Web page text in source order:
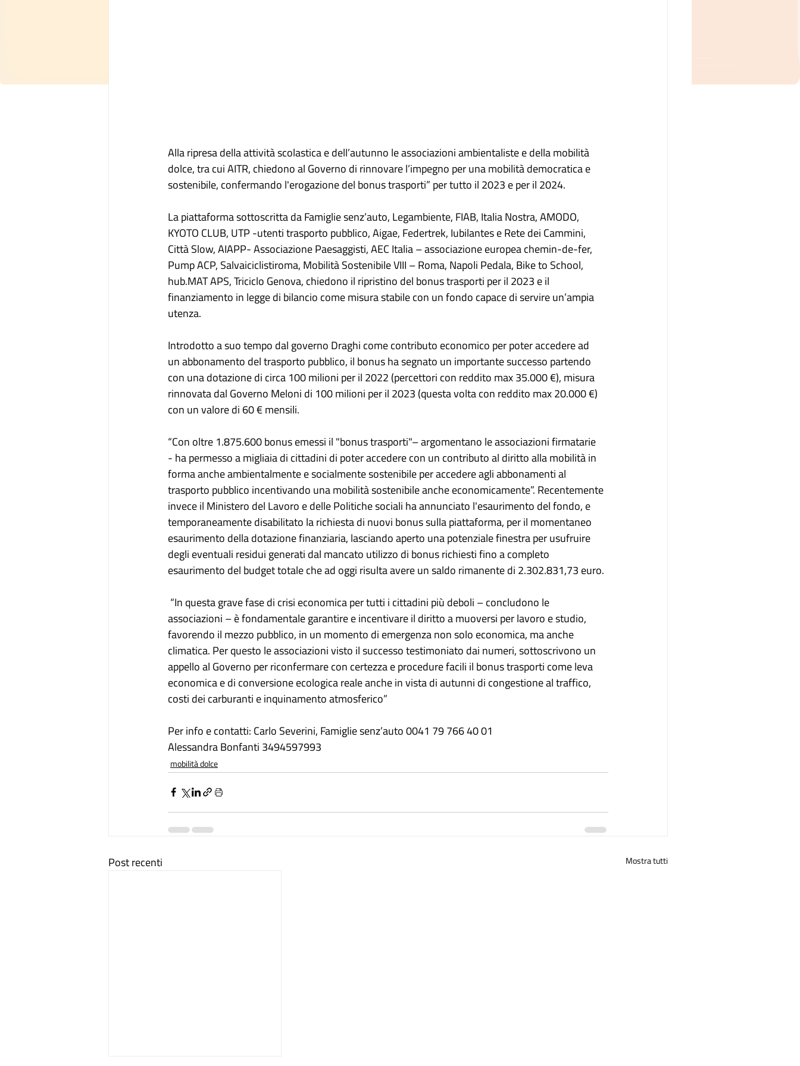
Alla ripresa della attività scolastica e dell’autunno le associazioni ambientaliste e della mobilità
dolce, tra cui AITR, chiedono al Governo di rinnovare l’impegno per una mobilità democratica e
sostenibile, confermando l'erogazione del bonus trasporti” per tutto il 2023 e per il 2024.
La piattaforma sottoscritta da Famiglie senz’auto, Legambiente, FIAB, Italia Nostra, AMODO,
KYOTO CLUB, UTP -utenti trasporto pubblico, Aigae, Federtrek, Iubilantes e Rete dei Cammini,
Città Slow, AIAPP- Associazione Paesaggisti, AEC Italia – associazione europea chemin-de-fer,
Pump ACP, Salvaiciclistiroma, Mobilità Sostenibile VIII – Roma, Napoli Pedala, Bike to School,
hub.MAT APS, Triciclo Genova, chiedono il ripristino del bonus trasporti per il 2023 e il
finanziamento in legge di bilancio come misura stabile con un fondo capace di servire un’ampia
utenza.
Introdotto a suo tempo dal governo Draghi come contributo economico per poter accedere ad
un abbonamento del trasporto pubblico, il bonus ha segnato un importante successo partendo
con una dotazione di circa 100 milioni per il 2022 (percettori con reddito max 35.000 €), misura
rinnovata dal Governo Meloni di 100 milioni per il 2023 (questa volta con reddito max 20.000 €)
con un valore di 60 € mensili.
“Con oltre 1.875.600 bonus emessi il "bonus trasporti"– argomentano le associazioni firmatarie
- ha permesso a migliaia di cittadini di poter accedere con un contributo al diritto alla mobilità in
forma anche ambientalmente e socialmente sostenibile per accedere agli abbonamenti al
trasporto pubblico incentivando una mobilità sostenibile anche economicamente”. Recentemente
invece il Ministero del Lavoro e delle Politiche sociali ha annunciato l'esaurimento del fondo, e
temporaneamente disabilitato la richiesta di nuovi bonus sulla piattaforma, per il momentaneo
esaurimento della dotazione finanziaria, lasciando aperto una potenziale finestra per usufruire
degli eventuali residui generati dal mancato utilizzo di bonus richiesti fino a completo
esaurimento del budget totale che ad oggi risulta avere un saldo rimanente di 2.302.831,73 euro.
“In questa grave fase di crisi economica per tutti i cittadini più deboli – concludono le
associazioni – è fondamentale garantire e incentivare il diritto a muoversi per lavoro e studio,
favorendo il mezzo pubblico, in un momento di emergenza non solo economica, ma anche
climatica. Per questo le associazioni visto il successo testimoniato dai numeri, sottoscrivono un
appello al Governo per riconfermare con certezza e procedure facili il bonus trasporti come leva
economica e di conversione ecologica reale anche in vista di autunni di congestione al traffico,
costi dei carburanti e inquinamento atmosferico”
Per info e contatti: Carlo Severini, Famiglie senz’auto 0041 79 766 40 01
Alessandra Bonfanti 3494597993
mobilità dolce
Post recenti Mostra tutti